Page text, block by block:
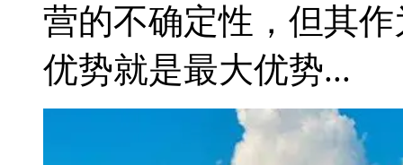
营的不确定性，但其
优势就是最大优势...